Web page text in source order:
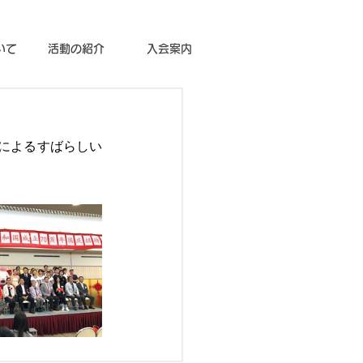
て 活動の紹介 入会案内
よるすばらしい